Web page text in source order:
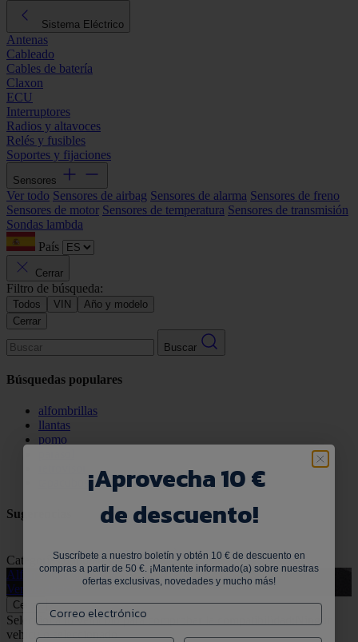
Sistema Eléctrico
Antenas
Cableado
Cables de batería
Claxon
ECU
Interruptores
Radios y altavoces
Relés y fusibles
Soportes y fijaciones
Sensores
Ver todo Sensores de airbag Sensores de alarma Sensores de freno
Sensores de motor Sensores de temperatura Sensores de transmisión
Sondas lambda
País
Cerrar
Filtro de búsqueda:
Todos VIN
Año y modelo
Cerrar
Buscar
Búsquedas populares
alfombrillas
llantas
pomo
Sugerencias
Categorías populares Ver todo
Alfombrillas de goma
Ver productos
Cerrar
Selecciona tu vehículo para comprobar la compatibilidad:
Ningún
vehículo seleccionado
¡Aprovecha 10 €
de descuento!
Suscríbete a nuestro boletín y obtén 10 € de descuento en
compras a partir de 50 €. ¡Mantente informado(a) sobre nuestras
ofertas exclusivas, novedades y mucho más!